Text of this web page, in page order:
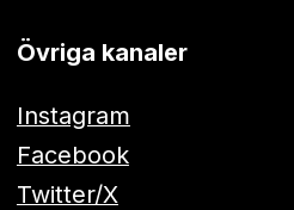
Övriga kanaler
Instagram
Facebook
Twitter/X